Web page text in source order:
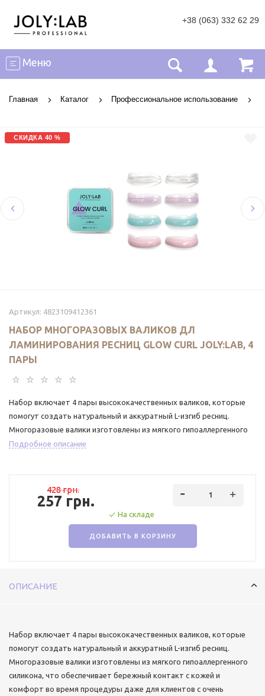
+38 (063) 332 62 29
Меню
Главная Каталог Профессиональное использование
СКИДКА 40 %
Артикул: 4823109412361
НАБОР МНОГОРАЗОВЫХ ВАЛИКОВ ДЛ
ЛАМИНИРОВАНИЯ РЕСНИЦ GLOW CURL JOLY:LAB, 4
ПАРЫ
Набор включает 4 пары высококачественных валиков, которые
помогут создать натуральный и аккуратный L-изгиб ресниц.
Многоразовые валики изготовлены из мягкого гипоаллергенного
силикона, что обеспечивает бережный контакт с кожей и
Подробное описание
428 грн.
257 грн.
На складе
ДОБАВИТЬ В КОРЗИНУ
ОПИСАНИЕ
Набор включает 4 пары высококачественных валиков, которые
помогут создать натуральный и аккуратный L-изгиб ресниц.
Многоразовые валики изготовлены из мягкого гипоаллергенного
силикона, что обеспечивает бережный контакт с кожей и
комфорт во время процедуры даже для клиентов с очень